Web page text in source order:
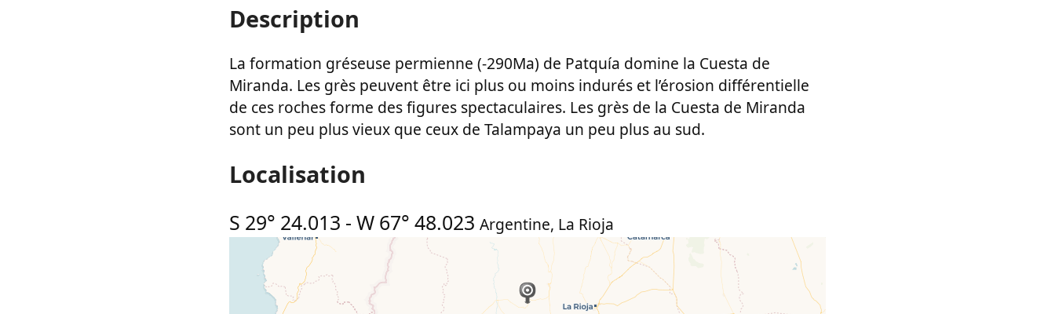
Description
La formation gréseuse permienne (-290Ma) de Patquía domine la Cuesta de
Miranda. Les grès peuvent être ici plus ou moins indurés et l’érosion différentielle
de ces roches forme des figures spectaculaires. Les grès de la Cuesta de Miranda
sont un peu plus vieux que ceux de Talampaya un peu plus au sud.
Localisation
S 29° 24.013 - W 67° 48.023 Argentine, La Rioja